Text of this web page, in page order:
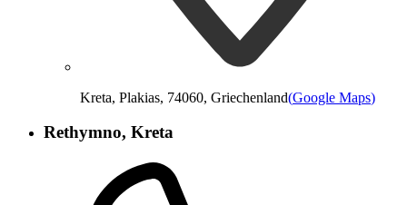
Kreta, Plakias, 74060, Griechenland(Google Maps)
Rethymno, Kreta